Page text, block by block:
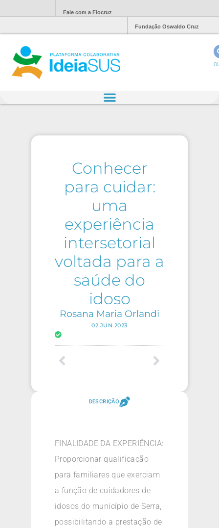
Fale com a Fiocruz
Fundação Oswaldo Cruz
Conhecer
para cuidar:
uma
experiência
intersetorial
voltada para a
saúde do
idoso
Rosana Maria Orlandi
02 JUN 2023
DESCRIÇÃO
FINALIDADE DA EXPERIÊNCIA:
Proporcionar qualificação
para familiares que exerciam
a função de cuidadores de
idosos do município de Serra,
possibilitando a prestação de